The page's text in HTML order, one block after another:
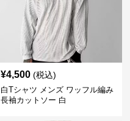
¥4,500 (税込)
白Tシャツ メンズ ワッフル編み
長袖カットソー 白